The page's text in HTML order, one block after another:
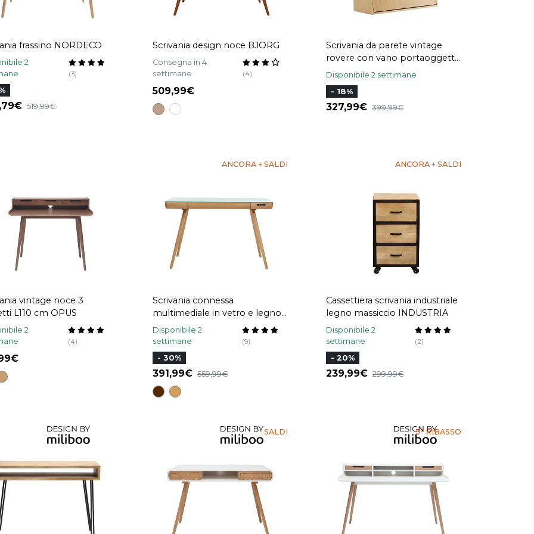
frassino NORDECO
2
(3)
519,99
Scrivania design noce BJORG
Consegna in 4
settimane
(4)
509,99
Scrivania da parete vintage
rovere con vano portaoggetti
L78 cm GABIN
Disponibile 2 settimane
- 18%
327,99 399,99
vintage noce 3
L110 cm OPUS
2
(4)
ANCORA + SALDI
Scrivania connessa
multimediale in vetro e legno
chiaro CLEVER
Disponibile 2
settimane
(9)
- 30%
391,99 559,99
ANCORA + SALDI
Cassettiera scrivania industriale
legno massiccio INDUSTRIA
Disponibile 2
settimane
(2)
- 20%
239,99 299,99
SALDI 3° RIBASSO